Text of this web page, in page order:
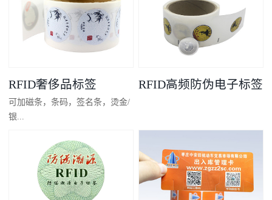
RFID奢侈品标签
可加磁条，条码，签名条，烫金/
银...
凸码，金/银底
RFID高频防伪电子标签